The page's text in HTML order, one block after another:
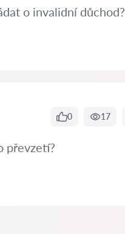
o invalidní důchod?
0 17
převzetí?